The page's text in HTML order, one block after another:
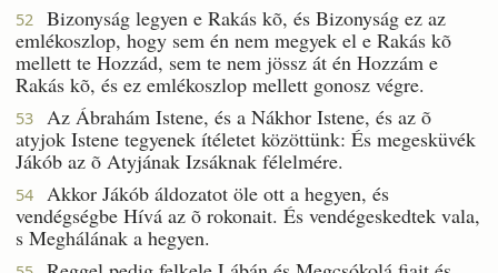
52
Bizonyság legyen e Rakás kõ, és Bizonyság ez az
emlékoszlop, hogy sem én nem megyek el e Rakás kõ
mellett te Hozzád, sem te nem jössz át én Hozzám e
Rakás kõ, és ez emlékoszlop mellett gonosz végre.
53
Az Ábrahám Istene, és a Nákhor Istene, és az õ
atyjok Istene tegyenek ítéletet közöttünk: És megesküvék
Jákób az õ Atyjának Izsáknak félelmére.
54
Akkor Jákób áldozatot öle ott a hegyen, és
vendégségbe Hívá az õ rokonait. És vendégeskedtek vala,
s Meghálának a hegyen.